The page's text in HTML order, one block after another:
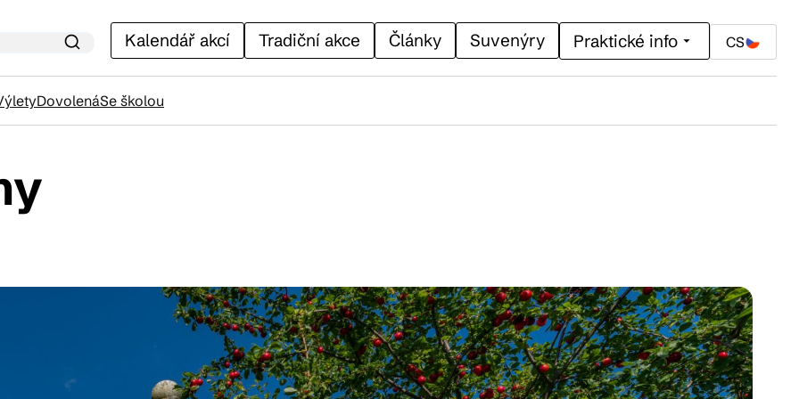
Kalendář akcí Tradiční akce Články Suvenýry Praktické info CS
DovolenáSe školou
akcí